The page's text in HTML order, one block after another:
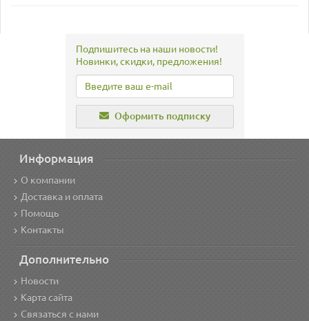
Подпишитесь на наши новости!
Новинки, скидки, предложения!
Оформить подписку
Информация
О компании
Доставка и оплата
Помощь
Контакты
Дополнительно
Новости
Карта сайта
Связаться с нами